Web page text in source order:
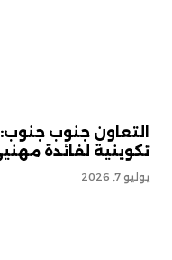
التعاون جنوب
تكوينية لفائدة
يوليو 7, 2026